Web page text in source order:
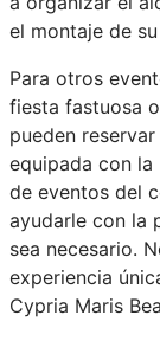
el montaje de
Para otros
fiesta fastuosa
pueden
equipada con
de eventos del
ayudarle con la
sea necesario.
experiencia
Cypria Maris